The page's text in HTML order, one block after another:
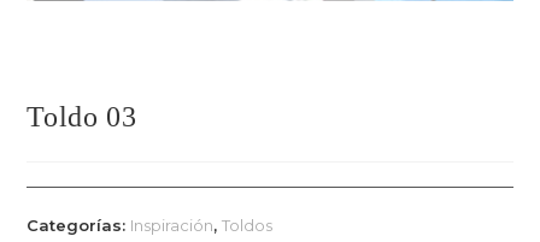
Toldo 03
Categorías: Inspiración,Toldos